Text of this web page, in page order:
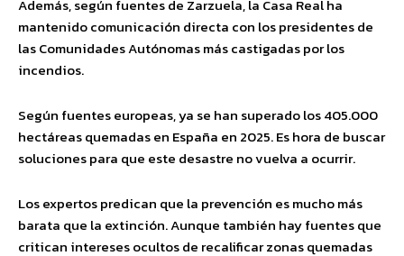
Además, según fuentes de Zarzuela, la Casa Real ha
mantenido comunicación directa con los presidentes de
las Comunidades Autónomas más castigadas por los
incendios.
Según fuentes europeas, ya se han superado los 405.000
hectáreas quemadas en España en 2025. Es hora de buscar
soluciones para que este desastre no vuelva a ocurrir.
Los expertos predican que la prevención es mucho más
barata que la extinción. Aunque también hay fuentes que
critican intereses ocultos de recalificar zonas quemadas